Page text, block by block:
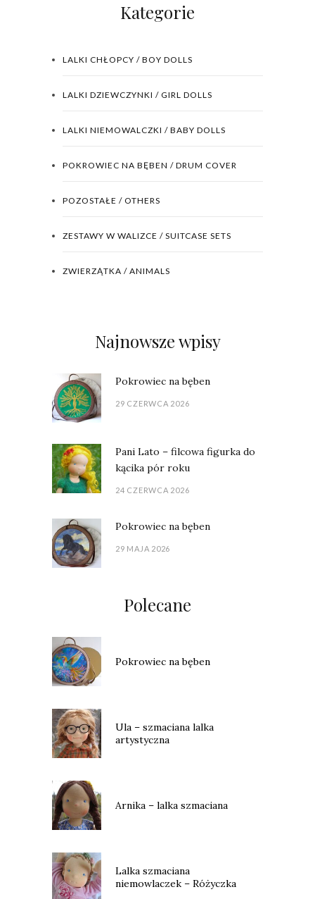
Kategorie
LALKI CHŁOPCY / BOY DOLLS
LALKI DZIEWCZYNKI / GIRL DOLLS
LALKI NIEMOWALCZKI / BABY DOLLS
POKROWIEC NA BĘBEN / DRUM COVER
POZOSTAŁE / OTHERS
ZESTAWY W WALIZCE / SUITCASE SETS
ZWIERZĄTKA / ANIMALS
Najnowsze wpisy
Pokrowiec na bęben
29 CZERWCA 2026
Pani Lato – filcowa figurka do
kącika pór roku
24 CZERWCA 2026
Pokrowiec na bęben
29 MAJA 2026
Polecane
Pokrowiec na bęben
Ula – szmaciana lalka
artystyczna
Arnika – lalka szmaciana
Lalka szmaciana
niemowlaczek – Różyczka